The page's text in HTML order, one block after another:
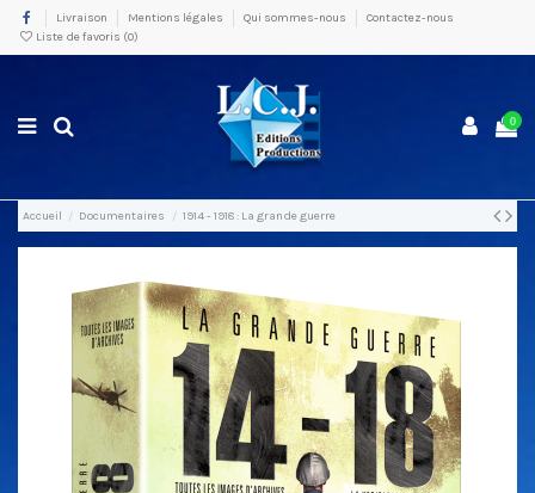
Livraison Mentions légales Qui sommes-nous
Contactez-nous
Liste de favoris (0)
0
Accueil Documentaires 1914 - 1918 : La grande guerre